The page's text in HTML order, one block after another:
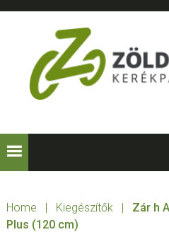
Skip
navigation
Skip
content
Skip
ZÖLD
PONT
Home | Kiegészítők |
Zár h
Plus (120 cm)